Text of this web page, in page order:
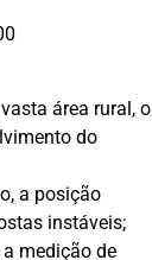
área rural, o
do
a posição
instáveis;
medição de